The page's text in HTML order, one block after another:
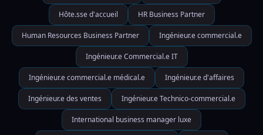
Hôte.sse d'accueil HR Business Partner
Human Resources Business Partner Ingénieur.e commercial.e
Ingénieur.e Commercial.e IT
Ingénieur.e commercial.e médical.e Ingénieur.e d'affaires
Ingénieur.e des ventes Ingénieur.e Technico-commercial.e
International business manager luxe